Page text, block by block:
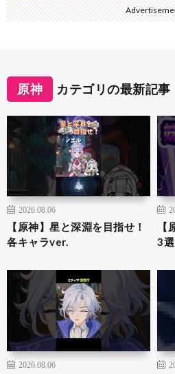
原神 カテゴリの最新記事
2026.08.06
【原神】星と深淵を目指せ！
各キャラver.
3
2026.08.06